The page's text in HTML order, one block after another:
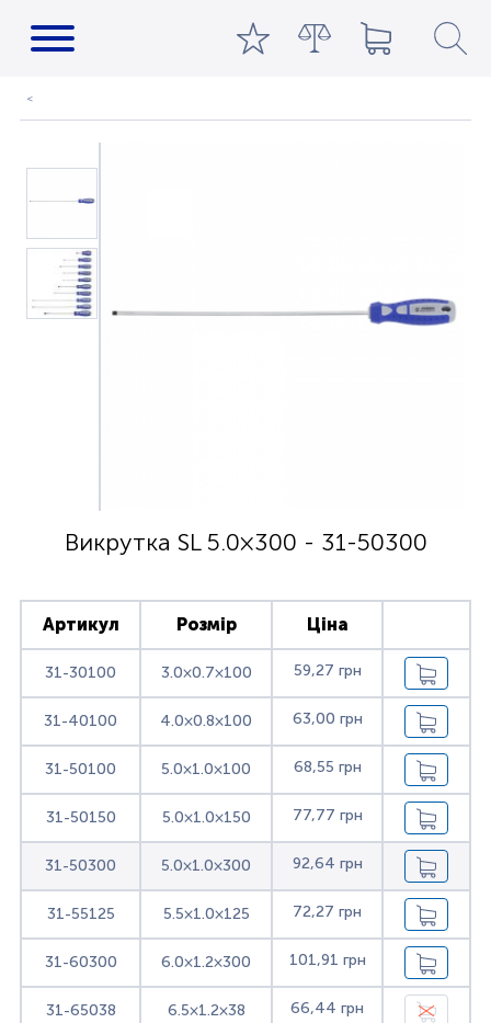
Викрутка SL 5.0×300 - 31-50300
Артикул Розмір Ціна
31-30100 3.0×0.7×100 59,27 грн
31-40100 4.0×0.8×100 63,00 грн
31-50100 5.0×1.0×100 68,55 грн
31-50150 5.0×1.0×150 77,77 грн
31-50300 5.0×1.0×300 92,64 грн
31-55125 5.5×1.0×125 72,27 грн
31-60300 6.0×1.2×300 101,91 грн
31-65038 6.5×1.2×38 66,44 грн